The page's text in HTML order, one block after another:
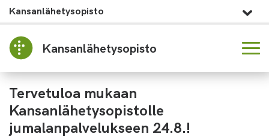
Kansanlähetysopisto
Kansanlähetysopisto
Tervetuloa mukaan
Kansanlähetysopistolle
jumalanpalvelukseen 24.8.!